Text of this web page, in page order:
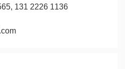
131 2226 1136